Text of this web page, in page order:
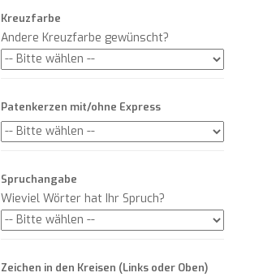
Kreuzfarbe
Andere Kreuzfarbe gewünscht?
Patenkerzen mit/ohne Express
Spruchangabe
Wieviel Wörter hat Ihr Spruch?
Zeichen in den Kreisen (Links oder Oben)